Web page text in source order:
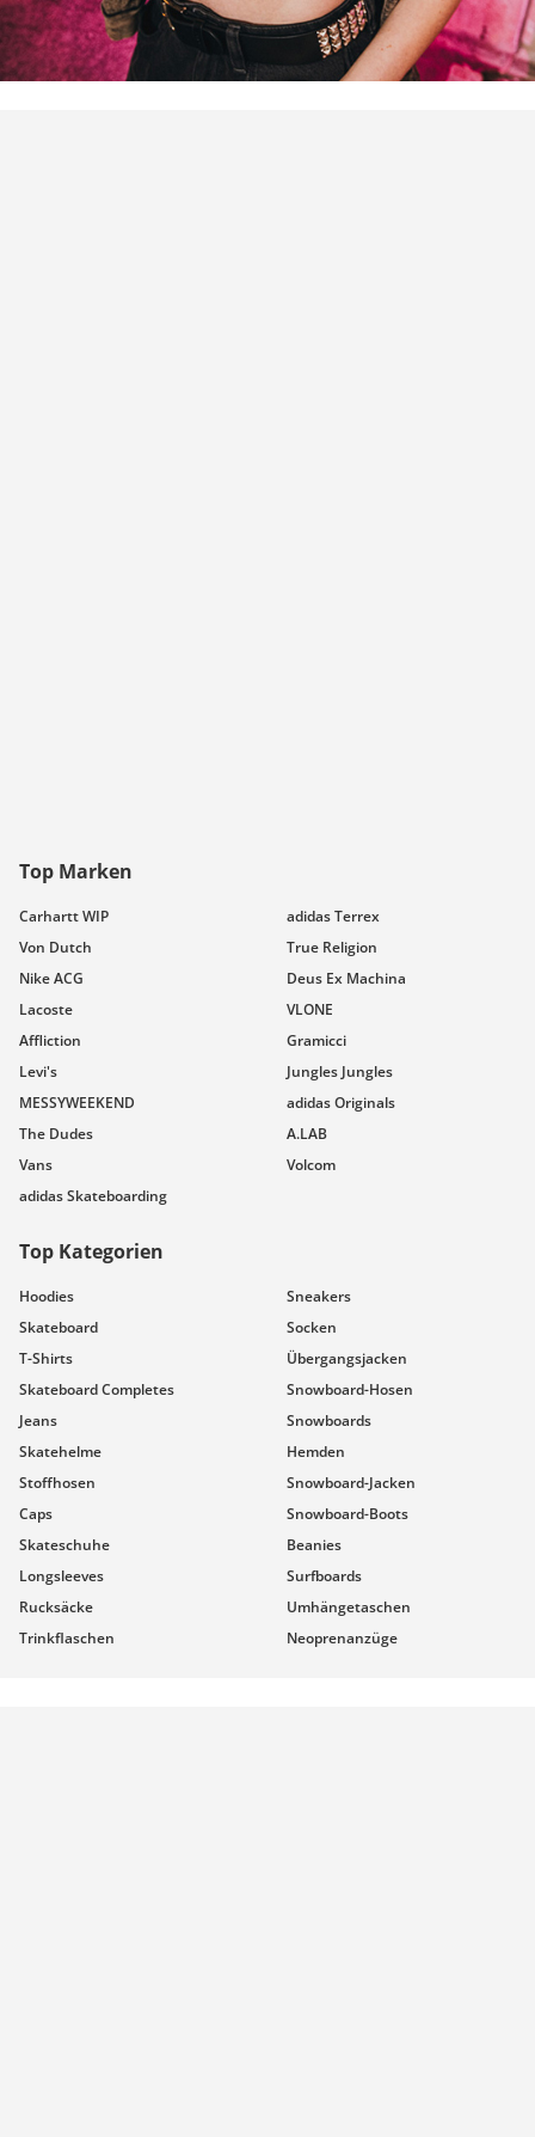
Top Marken
Carhartt WIP
adidas Terrex
Von Dutch
True Religion
Nike ACG
Deus Ex Machina
Lacoste
VLONE
Affliction
Gramicci
Levi's
Jungles Jungles
MESSYWEEKEND
adidas Originals
The Dudes
A.LAB
Vans
Volcom
adidas Skateboarding
Top Kategorien
Hoodies
Sneakers
Skateboard
Socken
T-Shirts
Übergangsjacken
Skateboard Completes
Snowboard-Hosen
Jeans
Snowboards
Skatehelme
Hemden
Stoffhosen
Snowboard-Jacken
Caps
Snowboard-Boots
Skateschuhe
Beanies
Longsleeves
Surfboards
Rucksäcke
Umhängetaschen
Trinkflaschen
Neoprenanzüge